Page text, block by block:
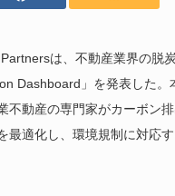
は、不動産業界の脱
Dashboard」を発表した。
不動産の専門家がカーボン
最適化し、環境規制に対応